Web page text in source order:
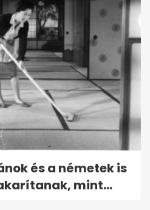
és a németek is
mint...